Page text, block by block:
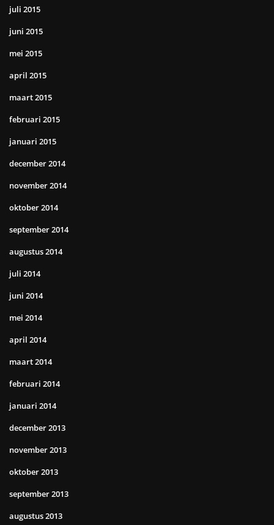
juli 2015
juni 2015
mei 2015
april 2015
maart 2015
februari 2015
januari 2015
december 2014
november 2014
oktober 2014
september 2014
augustus 2014
juli 2014
juni 2014
mei 2014
april 2014
maart 2014
februari 2014
januari 2014
december 2013
november 2013
oktober 2013
september 2013
augustus 2013